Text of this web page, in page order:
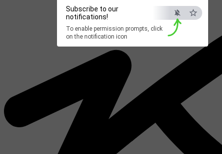
Subscribe to our
notifications!
To enable permission prompts, click
on the notification icon